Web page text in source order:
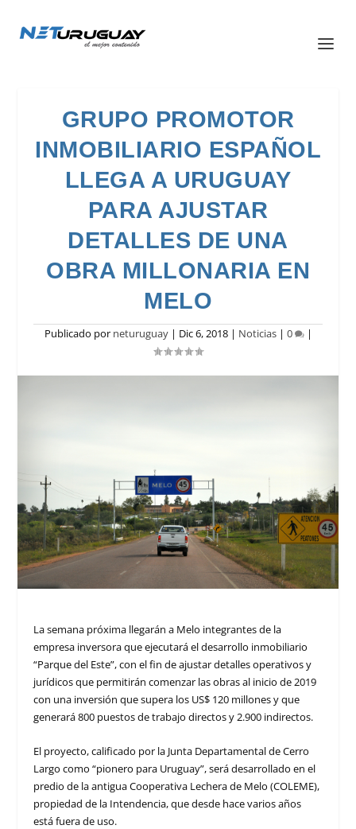
GRUPO PROMOTOR
INMOBILIARIO ESPAÑOL
LLEGA A URUGUAY
PARA AJUSTAR
DETALLES DE UNA
OBRA MILLONARIA EN
MELO
Publicado por neturuguay| Dic 6, 2018| Noticias| 0 |
La semana próxima llegarán a Melo integrantes de la
empresa inversora que ejecutará el desarrollo inmobiliario
“Parque del Este”, con el fin de ajustar detalles operativos y
jurídicos que permitirán comenzar las obras al inicio de 2019
con una inversión que supera los US$ 120 millones y que
generará 800 puestos de trabajo directos y 2.900 indirectos.
El proyecto, calificado por la Junta Departamental de Cerro
Largo como “pionero para Uruguay”, será desarrollado en el
predio de la antigua Cooperativa Lechera de Melo (COLEME),
propiedad de la Intendencia, que desde hace varios años
está fuera de uso.